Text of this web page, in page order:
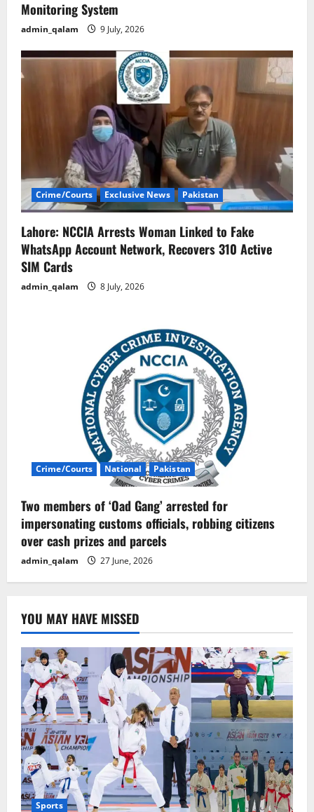
Monitoring System
admin_qalam 9 July, 2026
Crime/Courts Exclusive News Pakistan
Lahore: NCCIA Arrests Woman Linked to Fake
WhatsApp Account Network, Recovers 310 Active
SIM Cards
admin_qalam 8 July, 2026
Crime/Courts National Pakistan
Two members of ‘Oad Gang’ arrested for
impersonating customs officials, robbing citizens
over cash prizes and parcels
admin_qalam 27 June, 2026
YOU MAY HAVE MISSED
Sports